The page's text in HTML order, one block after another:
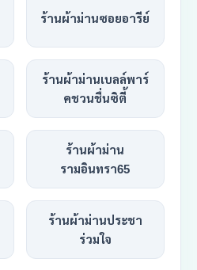
ร้านผ้าม่านซอยอารีย์
ร้านผ้าม่านเบลล์พาร์
คชวนชื่นซิตี้
ร้านผ้าม่าน
รามอินทรา65
ร้านผ้าม่านประชา
ร่วมใจ